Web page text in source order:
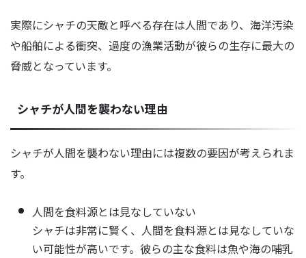
実際にシャチの天敵と呼べる存在は人間であり、海洋汚染
や船舶による衝突、過度の漁業活動が彼らの生存に最大の
脅威となっています。
シャチが人間を襲わない理由
シャチが人間を襲わない理由には複数の要因が考えられま
す。
人間を食料源とは見なしていない
シャチは非常に賢く、人間を食料源とは見なしていな
い可能性が高いです。彼らの主な食料は魚や海の哺乳